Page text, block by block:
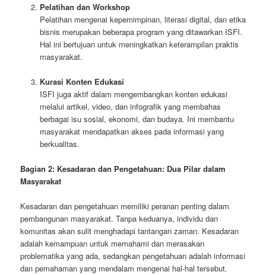
Pelatihan dan Workshop
Pelatihan mengenai kepemimpinan, literasi digital, dan etika
bisnis merupakan beberapa program yang ditawarkan ISFI.
Hal ini bertujuan untuk meningkatkan keterampilan praktis
masyarakat.
Kurasi Konten Edukasi
ISFI juga aktif dalam mengembangkan konten edukasi
melalui artikel, video, dan infografik yang membahas
berbagai isu sosial, ekonomi, dan budaya. Ini membantu
masyarakat mendapatkan akses pada informasi yang
berkualitas.
Bagian 2: Kesadaran dan Pengetahuan: Dua Pilar dalam
Masyarakat
Kesadaran dan pengetahuan memiliki peranan penting dalam
pembangunan masyarakat. Tanpa keduanya, individu dan
komunitas akan sulit menghadapi tantangan zaman. Kesadaran
adalah kemampuan untuk memahami dan merasakan
problematika yang ada, sedangkan pengetahuan adalah informasi
dan pemahaman yang mendalam mengenai hal-hal tersebut.